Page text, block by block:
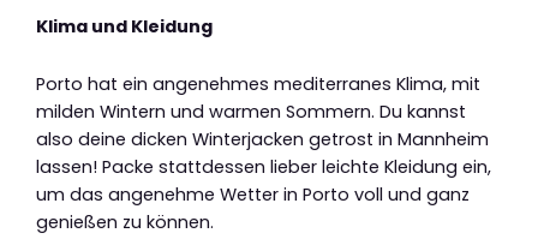
Klima und Kleidung
Porto hat ein angenehmes mediterranes Klima, mit
milden Wintern und warmen Sommern. Du kannst
also deine dicken Winterjacken getrost in Mannheim
lassen! Packe stattdessen lieber leichte Kleidung ein,
um das angenehme Wetter in Porto voll und ganz
genießen zu können.